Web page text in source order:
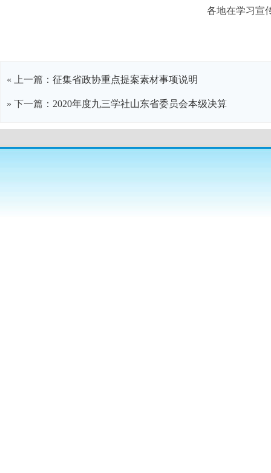
各地在学习宣
« 上一篇： 征集省政协重点提案素材事项说明
» 下一篇： 2020年度九三学社山东省委员会本级决算